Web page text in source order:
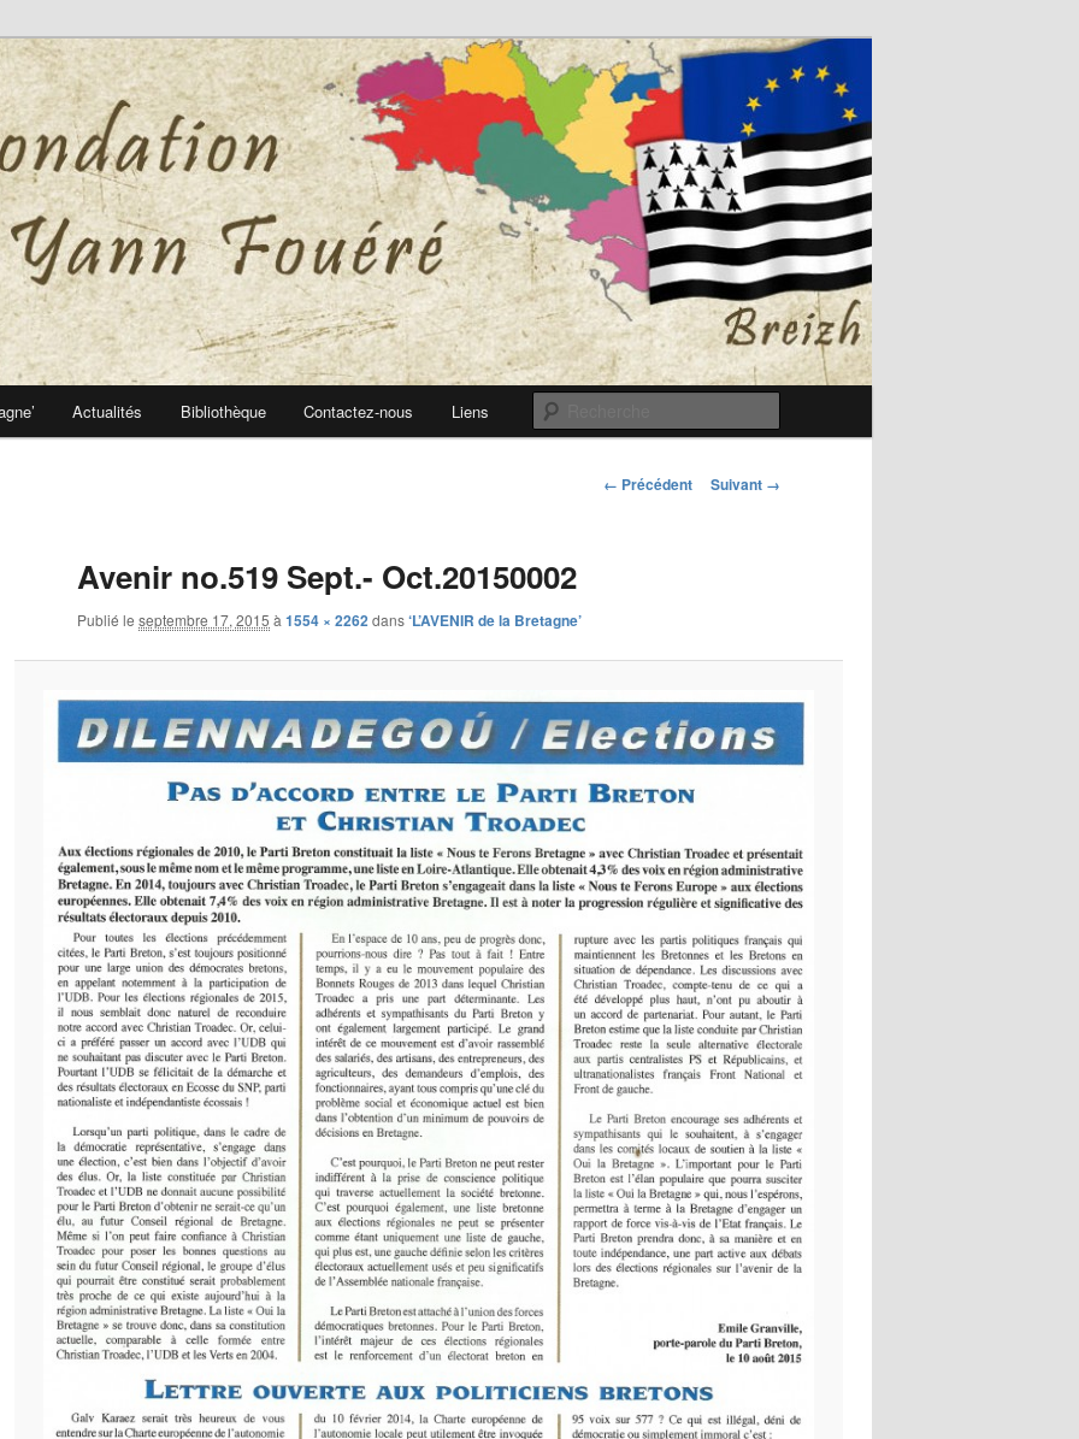
Fouéré
Fouéré
Actualités Bibliothèque Contactez-nous Liens
Navigation
← Précédent Suivant →
Avenir no.519 Sept.- Oct.20150002
Publié le septembre 17, 2015 à 1554 × 2262 dans‘L’AVENIR de la Bretagne’